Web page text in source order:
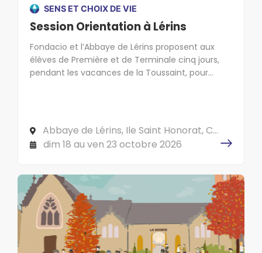
SENS ET CHOIX DE VIE
Session Orientation à Lérins
Fondacio et l’Abbaye de Lérins proposent aux
élèves de Première et de Terminale cinq jours,
pendant les vacances de la Toussaint, pour
Abbaye de Lérins, Ile Saint Honorat, CS
10040 06414 CANNES Cedex
dim 18 au ven 23 octobre 2026